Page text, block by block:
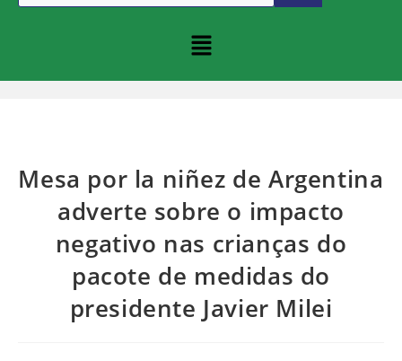
Mesa por la niñez de Argentina
adverte sobre o impacto
negativo nas crianças do
pacote de medidas do
presidente Javier Milei